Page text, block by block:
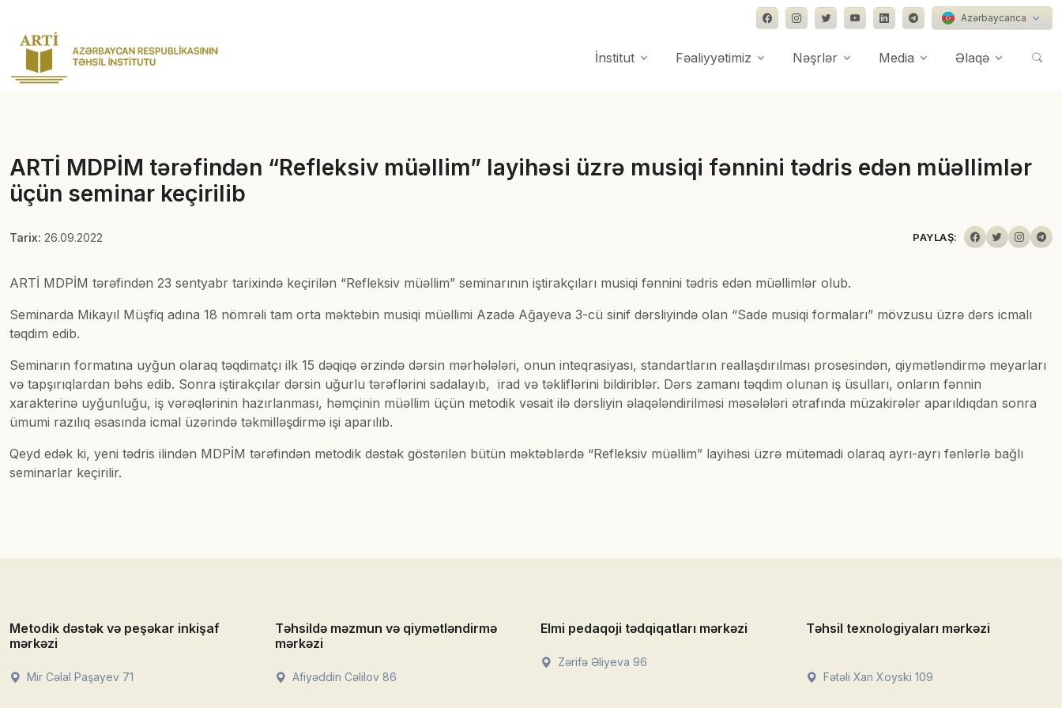
Azərbaycanca
İnstitut Fəaliyyətimiz Nəşrlər Media Əlaqə
ARTİ MDPİM tərəfindən “Refleksiv müəllim” layihəsi üzrə musiqi fənnini tədris edən müəllimlər
üçün seminar keçirilib
Tarix: 26.09.2022 PAYLAŞ:
ARTİ MDPİM tərəfindən 23 sentyabr tarixində keçirilən “Refleksiv müəllim” seminarının iştirakçıları musiqi fənnini tədris edən müəllimlər olub.
Seminarda Mikayıl Müşfiq adına 18 nömrəli tam orta məktəbin musiqi müəllimi Azadə Ağayeva 3-cü sinif dərsliyində olan “Sadə musiqi formaları” mövzusu üzrə dərs icmalı
təqdim edib.
Seminarın formatına uyğun olaraq təqdimatçı ilk 15 dəqiqə ərzində dərsin mərhələləri, onun inteqrasiyası, standartların reallaşdırılması prosesindən, qiymətləndirmə meyarları
və tapşırıqlardan bəhs edib. Sonra iştirakçılar dərsin uğurlu tərəflərini sadalayıb, irad və təkliflərini bildiriblər. Dərs zamanı təqdim olunan iş üsulları, onların fənnin
xarakterinə uyğunluğu, iş vərəqlərinin hazırlanması, həmçinin müəllim üçün metodik vəsait ilə dərsliyin əlaqələndirilməsi məsələləri ətrafında müzakirələr aparıldıqdan sonra
ümumi razılıq əsasında icmal üzərində təkmilləşdirmə işi aparılıb.
Qeyd edək ki, yeni tədris ilindən MDPİM tərəfindən metodik dəstək göstərilən bütün məktəblərdə “Refleksiv müəllim” layihəsi üzrə mütəmadi olaraq ayrı-ayrı fənlərlə bağlı
seminarlar keçirilir.
Metodik dəstək və peşəkar inkişaf
mərkəzi
Mir Cəlal Paşayev 71
Təhsildə məzmun və qiymətləndirmə
mərkəzi
Afiyəddin Cəlilov 86
Elmi pedaqoji tədqiqatları mərkəzi
Zərifə Əliyeva 96
Təhsil texnologiyaları mərkəzi
Fətəli Xan Xoyski 109